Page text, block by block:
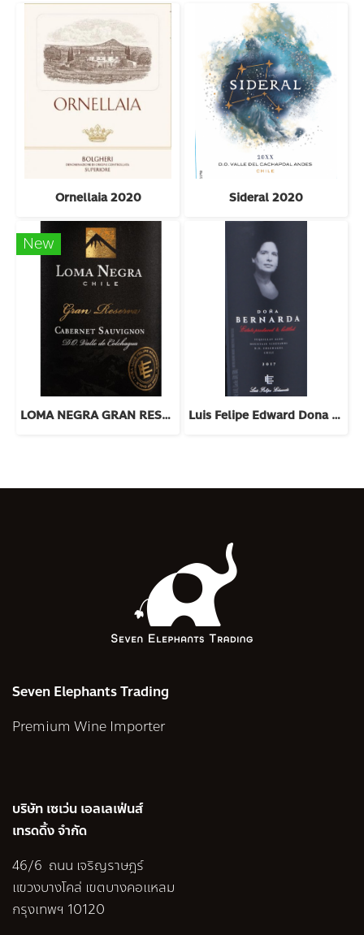
Ornellaia 2020 Sideral 2020
New
LOMA NEGRA GRAN RESERVA CAB SAUV 2022 Luis Felipe Edward Dona Bernarda 2018
Seven Elephants Trading
Premium Wine Importer
บริษัท เซเว่น เอลเลเฟ่นส์
เทรดดิ้ง จำกัด
46/6 ถนน เจริญราษฎร์
แขวงบางโคล่ เขตบางคอแหลม
กรุงเทพฯ 10120